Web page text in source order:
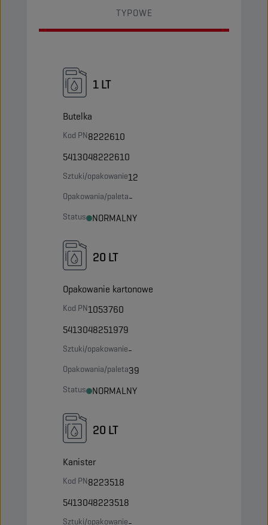
TYPOWE
1 LT
Butelka
Kod PN8222610
5413048222610
Sztuki/opakowanie12
Opakowania/paleta-
Status NORMALNY
20 LT
Opakowanie kartonowe
Kod PN1053760
5413048251979
Sztuki/opakowanie-
Opakowania/paleta39
Status NORMALNY
20 LT
Kanister
Kod PN8223518
5413048223518
Sztuki/opakowanie